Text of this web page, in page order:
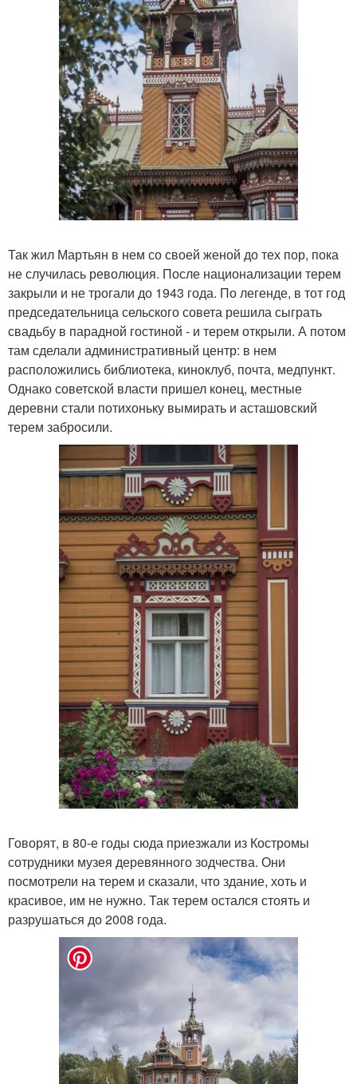
Так жил Мартьян в нем со своей женой до тех пор, пока
не случилась революция. После национализации терем
закрыли и не трогали до 1943 года. По легенде, в тот год
председательница сельского совета решила сыграть
свадьбу в парадной гостиной - и терем открыли. А потом
там сделали административный центр: в нем
расположились библиотека, киноклуб, почта, медпункт.
Однако советской власти пришел конец, местные
деревни стали потихоньку вымирать и асташовский
терем забросили.
Говорят, в 80-е годы сюда приезжали из Костромы
сотрудники музея деревянного зодчества. Они
посмотрели на терем и сказали, что здание, хоть и
красивое, им не нужно. Так терем остался стоять и
разрушаться до 2008 года.